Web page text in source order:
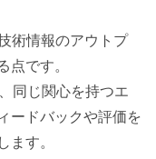
術情報のアウトプ
点です。
同じ関心を持つエ
ードバックや評価を
ます。